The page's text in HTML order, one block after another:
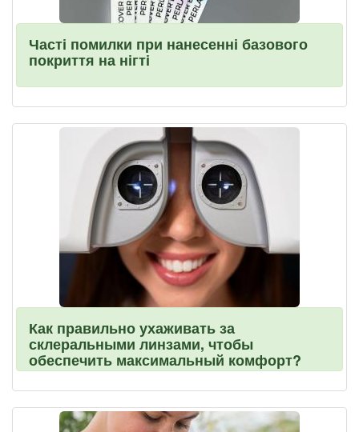
Часті помилки при нанесенні базового
покриття на нігті
Как правильно ухаживать за
склеральными линзами, чтобы
обеспечить максимальный комфорт?